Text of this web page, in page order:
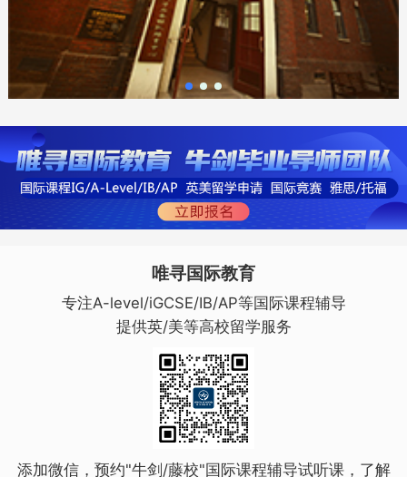
唯寻国际教育
专注A-level/iGCSE/IB/AP等国际课程辅导
提供英/美等高校留学服务
添加微信，预约"牛剑/藤校"国际课程辅导试听课，了解